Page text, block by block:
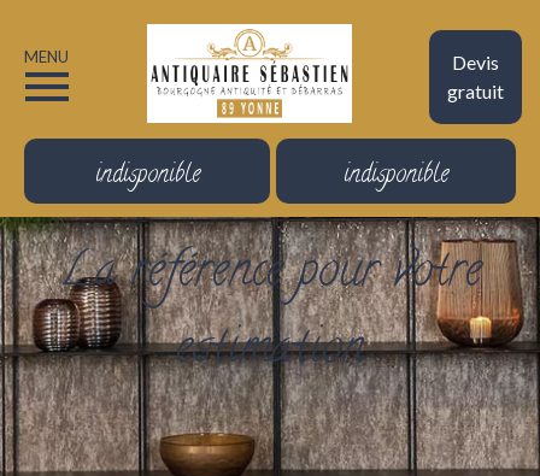
Devis
gratuit
MENU
indisponible indisponible
La référence pour votre
estimation